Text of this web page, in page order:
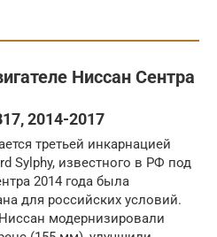
Ниссан Сентра
2014-2017
третьей инкарнацией
Sylphy, известного в РФ под
2014 года была
для российских условий.
модернизировали